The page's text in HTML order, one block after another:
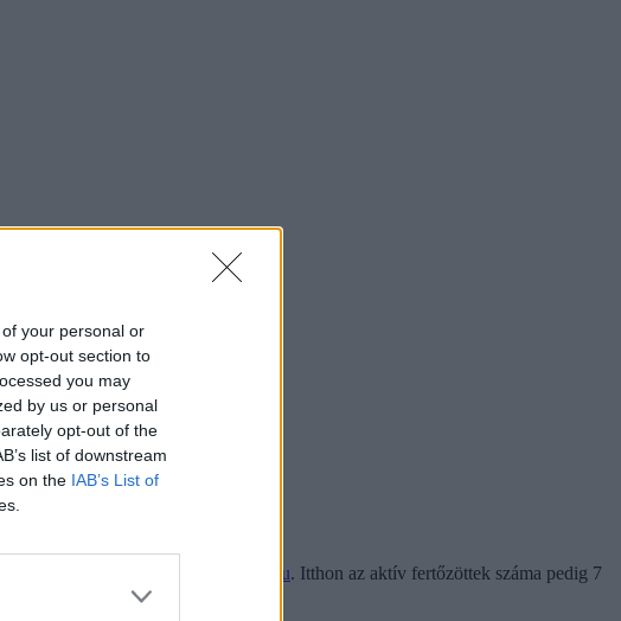
your personal or
opt-out section to
you may
by us or personal
opt-out of the
list of downstream
on the IAB’s List of
száma – írja a koronavirus.gov.hu. Itthon az aktív fertőzöttek száma pedig 7